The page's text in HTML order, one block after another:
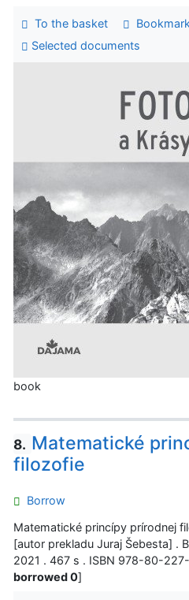
To the basket
Selected documents
book
8. Matematické
filozofie
Borrow
Matematické princípy prírodnej
[autor prekladu Juraj Šebesta] .
2021 . 467 s . ISBN 978-80-
borrowed 0]